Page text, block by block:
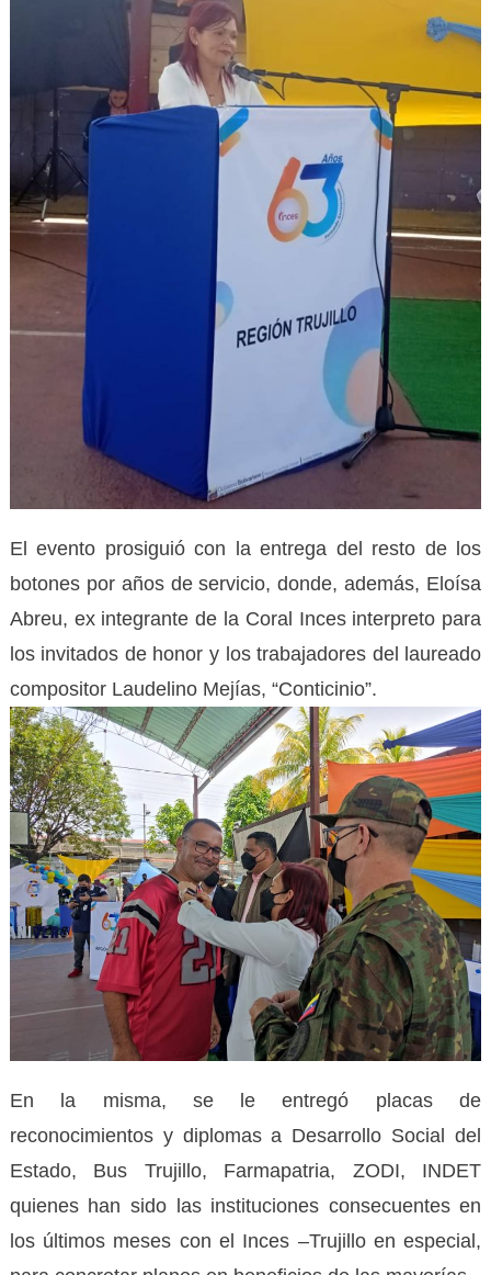
El evento prosiguió con la entrega del resto de los
botones por años de servicio, donde, además, Eloísa
Abreu, ex integrante de la Coral Inces interpreto para
los invitados de honor y los trabajadores del laureado
compositor Laudelino Mejías, “Conticinio”.
En la misma, se le entregó placas de
reconocimientos y diplomas a Desarrollo Social del
Estado, Bus Trujillo, Farmapatria, ZODI, INDET
quienes han sido las instituciones consecuentes en
los últimos meses con el Inces –Trujillo en especial,